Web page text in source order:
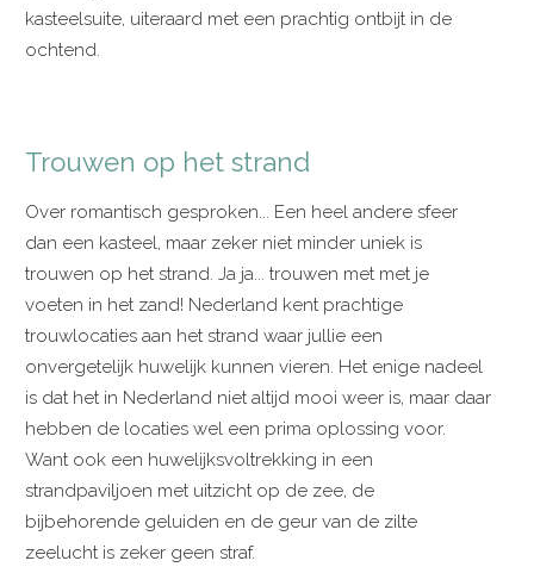
kasteelsuite, uiteraard met een prachtig ontbijt in de
ochtend.
Trouwen op het strand
Over romantisch gesproken... Een heel andere sfeer
dan een kasteel, maar zeker niet minder uniek is
trouwen op het strand. Ja ja... trouwen met met je
voeten in het zand! Nederland kent prachtige
trouwlocaties aan het strand waar jullie een
onvergetelijk huwelijk kunnen vieren. Het enige nadeel
is dat het in Nederland niet altijd mooi weer is, maar daar
hebben de locaties wel een prima oplossing voor.
Want ook een huwelijksvoltrekking in een
strandpaviljoen met uitzicht op de zee, de
bijbehorende geluiden en de geur van de zilte
zeelucht is zeker geen straf.